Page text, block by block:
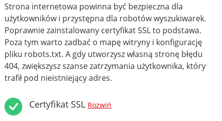
Strona internetowa powinna być bezpieczna dla
użytkowników i przystępna dla robotów wyszukiwarek.
Poprawnie zainstalowany certyfikat SSL to podstawa.
Poza tym warto zadbać o mapę witryny i konfigurację
pliku robots.txt. A gdy utworzysz własną stronę błędu
404, zwiększysz szanse zatrzymania użytkownika, który
trafił pod nieistniejący adres.
Certyfikat SSL Rozwiń